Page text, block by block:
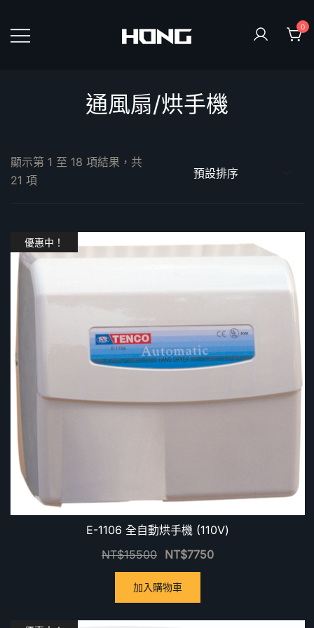
content
0
通風扇/烘手機
顯示第 1 至 18 項結果，共
21 項
優惠中！
E-1106 全自動烘手機 (110V)
NT$15500 NT$7750
加入購物車